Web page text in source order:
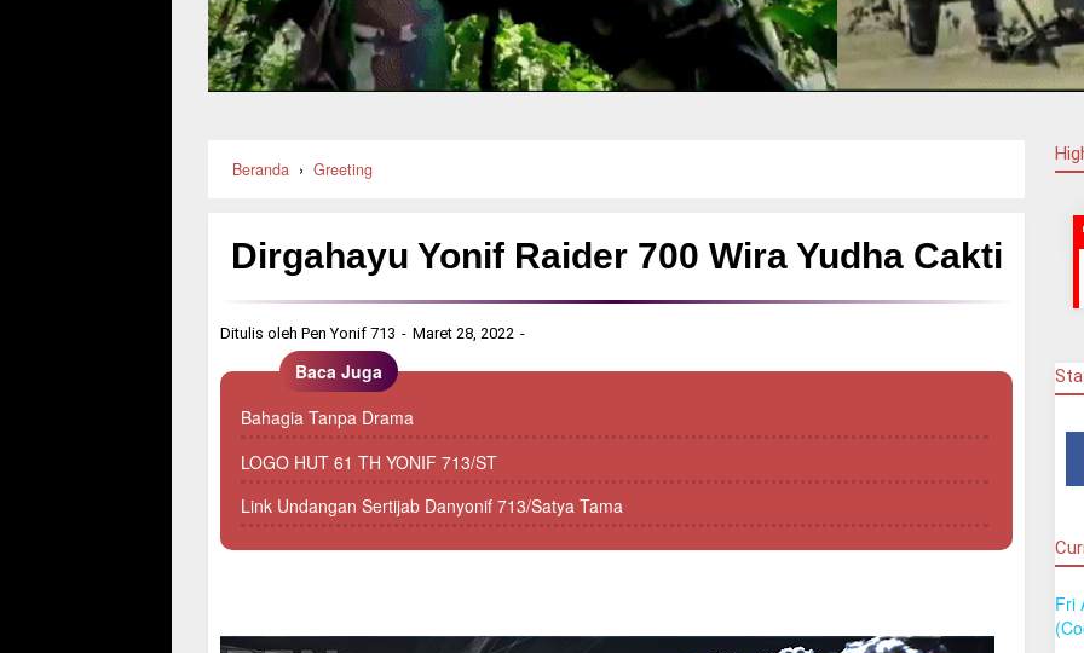
Beranda › Greeting
Dirgahayu Yonif Raider 700 Wira Yudha Cakti
Ditulis oleh Pen Yonif 713 Maret 28, 2022
Baca Juga
Bahagia Tanpa Drama
LOGO HUT 61 TH YONIF 713/ST
Link Undangan Sertijab Danyonif 713/Satya Tama
Fri